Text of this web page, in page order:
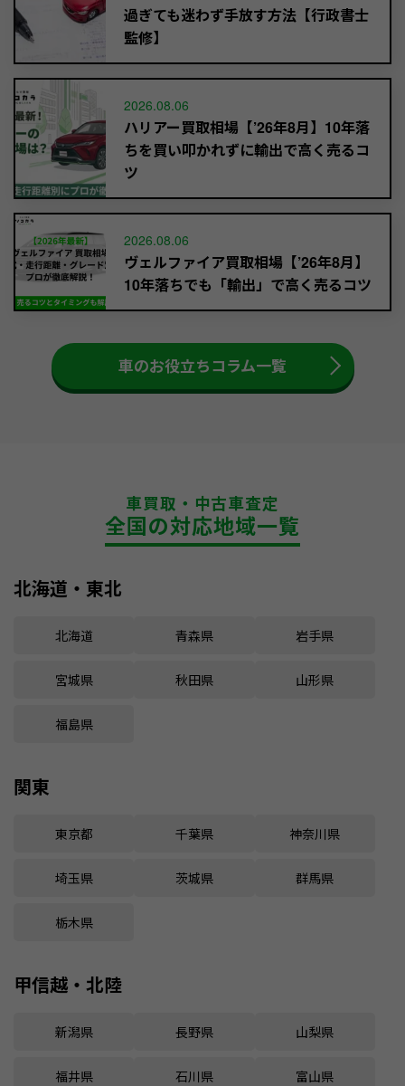
過ぎても迷わず手放す方法【行政書士
監修】
2026.08.06
ハリアー買取相場【’26年8月】10年落
ちを買い叩かれずに輸出で高く売るコ
ツ
2026.08.06
ヴェルファイア買取相場【’26年8月】
10年落ちでも「輸出」で高く売るコツ
車のお役立ちコラム一覧
車買取・中古車査定
全国の対応地域一覧
北海道・東北
北海道 青森県 岩手県
宮城県 秋田県 山形県
福島県
関東
東京都 千葉県 神奈川県
埼玉県 茨城県 群馬県
栃木県
甲信越・北陸
新潟県 長野県 山梨県
福井県 石川県 富山県